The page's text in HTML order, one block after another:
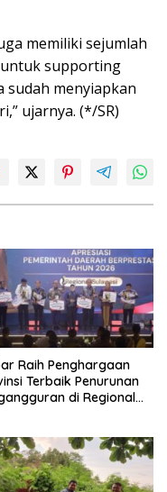
memiliki sejumlah
untuk supporting
sudah menyiapkan
ujarnya. (*/SR)
Raih Penghargaan
Terbaik Penurunan
di Regional